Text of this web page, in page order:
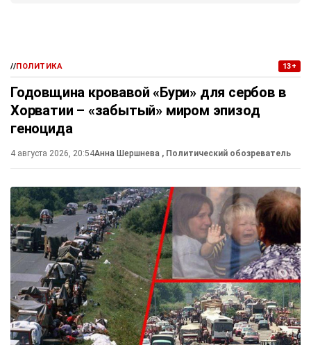
//ПОЛИТИКА 13+
Годовщина кровавой «Бури» для сербов в
Хорватии – «забытый» миром эпизод
геноцида
4 августа 2026, 20:54Анна Шершнева , Политический обозреватель